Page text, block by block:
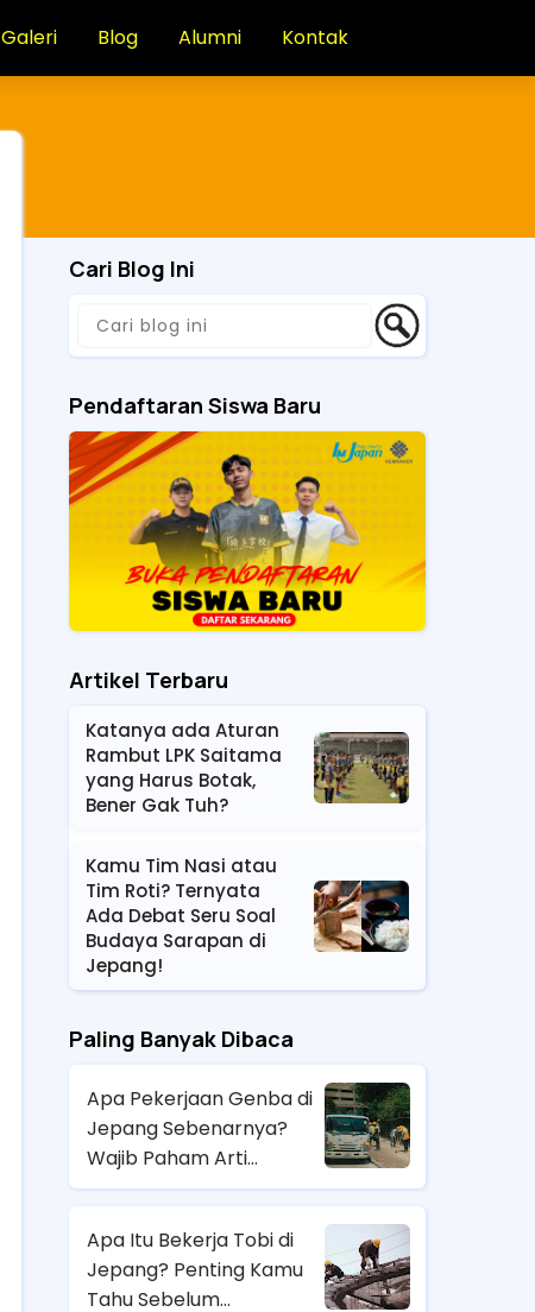
Galeri Blog Alumni Kontak
Cari Blog Ini
Pendaftaran Siswa Baru
Artikel Terbaru
Katanya ada Aturan
Rambut LPK Saitama
yang Harus Botak,
Bener Gak Tuh?
Kamu Tim Nasi atau
Tim Roti? Ternyata
Ada Debat Seru Soal
Budaya Sarapan di
Jepang!
Paling Banyak Dibaca
Apa Pekerjaan Genba di
Jepang Sebenarnya?
Wajib Paham Arti
Pekerjaannya Sebelum
Apa Itu Bekerja Tobi di
Jepang? Penting Kamu
Tahu Sebelum